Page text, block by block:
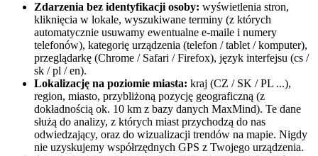
Zdarzenia bez identyfikacji osoby: wyświetlenia stron,
kliknięcia w lokale, wyszukiwane terminy (z których
automatycznie usuwamy ewentualne e-maile i numery
telefonów), kategorię urządzenia (telefon / tablet / komputer),
przeglądarkę (Chrome / Safari / Firefox), język interfejsu (cs /
sk / pl / en).
Lokalizację na poziomie miasta: kraj (CZ / SK / PL ...),
region, miasto, przybliżoną pozycję geograficzną (z
dokładnością ok. 10 km z bazy danych MaxMind). Te dane
służą do analizy, z których miast przychodzą do nas
odwiedzający, oraz do wizualizacji trendów na mapie. Nigdy
nie uzyskujemy współrzędnych GPS z Twojego urządzenia.